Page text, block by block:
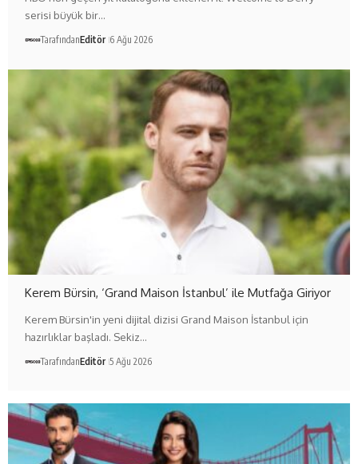
serisi büyük bir…
TarafındanEditör 6 Ağu 2026
Kerem Bürsin, ‘Grand Maison İstanbul’ ile Mutfağa Giriyor
Kerem Bürsin'in yeni dijital dizisi Grand Maison İstanbul için
hazırlıklar başladı. Sekiz…
TarafındanEditör 5 Ağu 2026